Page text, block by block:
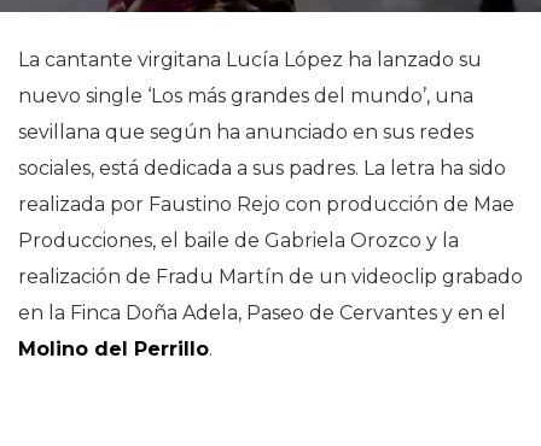
La cantante virgitana Lucía López ha lanzado su
nuevo single ‘Los más grandes del mundo’, una
sevillana que según ha anunciado en sus redes
sociales, está dedicada a sus padres. La letra ha sido
realizada por Faustino Rejo con producción de Mae
Producciones, el baile de Gabriela Orozco y la
realización de Fradu Martín de un videoclip grabado
en la Finca Doña Adela, Paseo de Cervantes y en el
Molino del Perrillo.